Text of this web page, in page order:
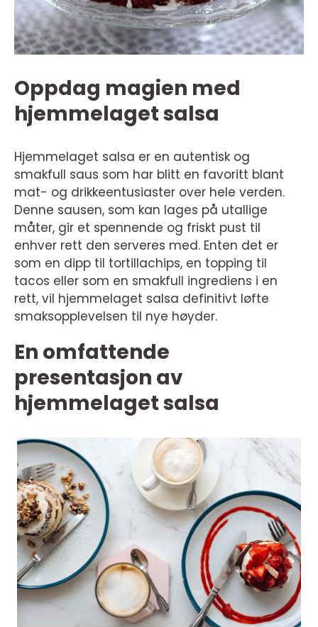
Oppdag magien med
hjemmelaget salsa
Hjemmelaget salsa er en autentisk og
smakfull saus som har blitt en favoritt blant
mat- og drikkeentusiaster over hele verden.
Denne sausen, som kan lages på utallige
måter, gir et spennende og friskt pust til
enhver rett den serveres med. Enten det er
som en dipp til tortillachips, en topping til
tacos eller som en smakfull ingrediens i en
rett, vil hjemmelaget salsa definitivt løfte
smaksopplevelsen til nye høyder.
En omfattende
presentasjon av
hjemmelaget salsa